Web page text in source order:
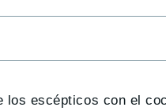
los escépticos con el